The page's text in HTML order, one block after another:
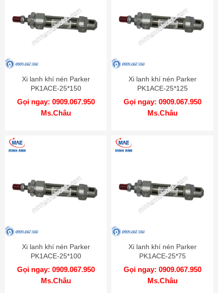
Xi lanh khí nén Parker
PK1ACE-25*150
Gọi ngay: 0909.067.950
Ms.Châu
Xi lanh khí nén Parker
PK1ACE-25*125
Gọi ngay: 0909.067.950
Ms.Châu
Xi lanh khí nén Parker
PK1ACE-25*100
Gọi ngay: 0909.067.950
Ms.Châu
Xi lanh khí nén Parker
PK1ACE-25*75
Gọi ngay: 0909.067.950
Ms.Châu